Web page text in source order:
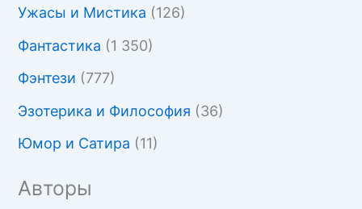
Ужасы и Мистика (126)
Фантастика (1 350)
Фэнтези (777)
Эзотерика и Философия (36)
Юмор и Сатира (11)
Авторы